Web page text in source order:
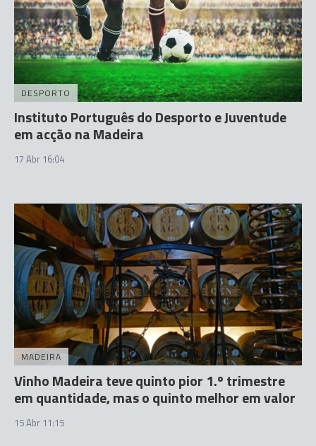
DESPORTO
Instituto Português do Desporto e Juventude
em acção na Madeira
17 Abr 16:04
MADEIRA
Vinho Madeira teve quinto pior 1.º trimestre
em quantidade, mas o quinto melhor em valor
15 Abr 11:15